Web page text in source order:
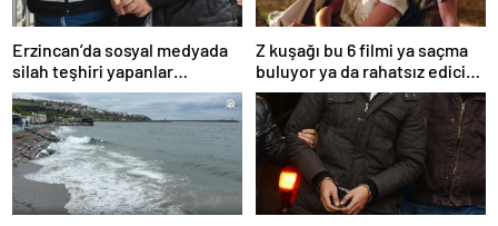
Erzincan’da sosyal medyada
silah teşhiri yapanlar
yakalandı
Z kuşağı bu 6 filmi ya saçma
buluyor ya da rahatsız edici
ve toksik!